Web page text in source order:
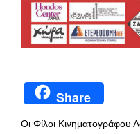
Share
Οι Φίλοι